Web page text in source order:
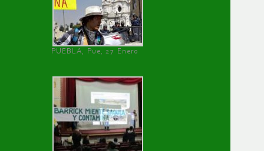
PUEBLA, Pue, 27 Enero